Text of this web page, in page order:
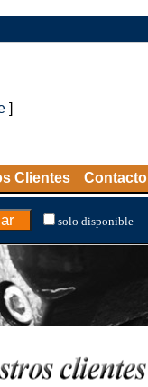
]
Clientes Contacto
solo disponible